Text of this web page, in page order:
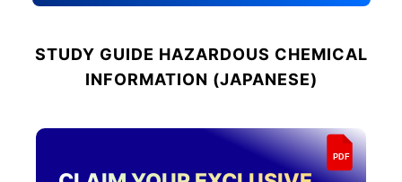
STUDY GUIDE HAZARDOUS CHEMICAL
INFORMATION (JAPANESE)
PDF